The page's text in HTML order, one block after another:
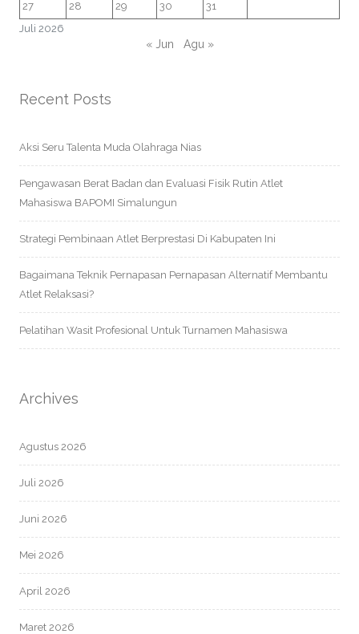
Juli 2026
27 28 29 30 31
« Jun Agu »
Recent Posts
Aksi Seru Talenta Muda Olahraga Nias
Pengawasan Berat Badan dan Evaluasi Fisik Rutin Atlet
Mahasiswa BAPOMI Simalungun
Strategi Pembinaan Atlet Berprestasi Di Kabupaten Ini
Bagaimana Teknik Pernapasan Pernapasan Alternatif Membantu
Atlet Relaksasi?
Pelatihan Wasit Profesional Untuk Turnamen Mahasiswa
Archives
Agustus 2026
Juli 2026
Juni 2026
Mei 2026
April 2026
Maret 2026